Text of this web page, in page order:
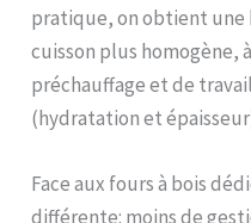
pratique, on obtient une
cuisson plus homogène,
préchauffage et de
(hydratation et
Face aux fours à bois
différente: moins de